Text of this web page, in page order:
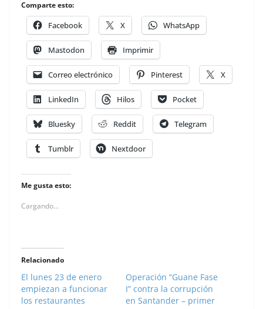
Comparte esto:
Facebook X WhatsApp
Mastodon Imprimir
Correo electrónico Pinterest X
LinkedIn Hilos Pocket
Bluesky Reddit Telegram
Tumblr Nextdoor
Me gusta esto:
Cargando...
Relacionado
El lunes 23 de enero
empiezan a funcionar
los restaurantes
Operación “Guane Fase
I” contra la corrupción
en Santander – primer